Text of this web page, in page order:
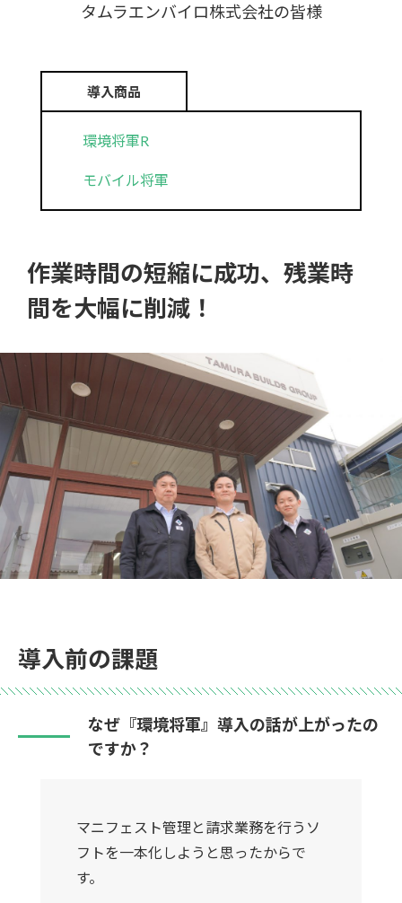
タムラエンバイロ株式会社の皆様
導入商品
環境将軍R
モバイル将軍
作業時間の短縮に成功、残業時
間を大幅に削減！
導入前の課題
なぜ『環境将軍』導入の話が上がったの
ですか？
マニフェスト管理と請求業務を行うソ
フトを一本化しようと思ったからで
す。